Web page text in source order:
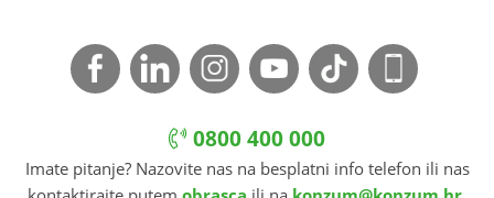
0800 400 000
Imate pitanje? Nazovite nas na besplatni info telefon ili nas